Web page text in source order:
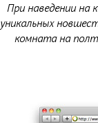
При наведении на
уникальных
комната на